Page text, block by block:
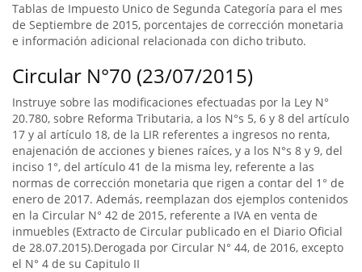
Tablas de Impuesto Unico de Segunda Categoría para el mes
de Septiembre de 2015, porcentajes de corrección monetaria
e información adicional relacionada con dicho tributo.
Circular N°70 (23/07/2015)
Instruye sobre las modificaciones efectuadas por la Ley N°
20.780, sobre Reforma Tributaria, a los N°s 5, 6 y 8 del artículo
17 y al artículo 18, de la LIR referentes a ingresos no renta,
enajenación de acciones y bienes raíces, y a los N°s 8 y 9, del
inciso 1°, del artículo 41 de la misma ley, referente a las
normas de corrección monetaria que rigen a contar del 1° de
enero de 2017. Además, reemplazan dos ejemplos contenidos
en la Circular N° 42 de 2015, referente a IVA en venta de
inmuebles (Extracto de Circular publicado en el Diario Oficial
de 28.07.2015).Derogada por Circular N° 44, de 2016, excepto
el N° 4 de su Capitulo II